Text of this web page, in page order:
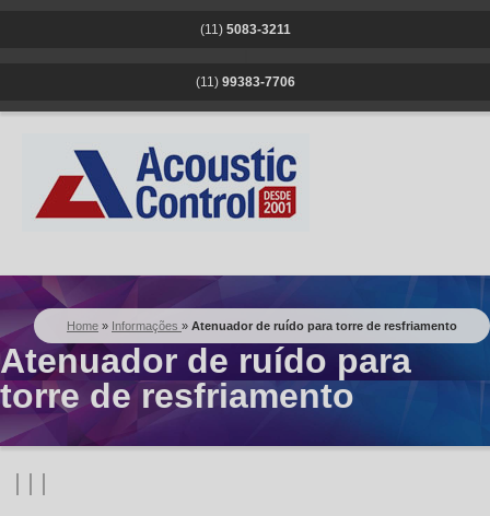
(11) 5083-3211
(11) 99383-7706
Home » Informações » Atenuador de ruído para torre de resfriamento
Atenuador de ruído para
torre de resfriamento